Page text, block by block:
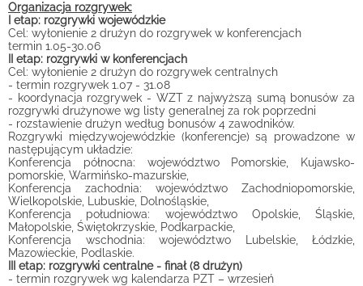
Organizacja rozgrywek:
I etap: rozgrywki wojewódzkie
Cel: wyłonienie 2 drużyn do rozgrywek w konferencjach
termin 1.05-30.06
II etap: rozgrywki w konferencjach
Cel: wyłonienie 2 drużyn do rozgrywek centralnych
- termin rozgrywek 1.07 - 31.08
- koordynacja rozgrywek - WZT z najwyższą sumą bonusów za
rozgrywki drużynowe wg listy generalnej za rok poprzedni
- rozstawienie drużyn według bonusów 4 zawodników.
Rozgrywki międzywojewódzkie (konferencje) są prowadzone w
następującym układzie:
Konferencja północna: województwo Pomorskie, Kujawsko-
pomorskie, Warmińsko-mazurskie,
Konferencja zachodnia: województwo Zachodniopomorskie,
Wielkopolskie, Lubuskie, Dolnośląskie,
Konferencja południowa: województwo Opolskie, Śląskie,
Małopolskie, Świętokrzyskie, Podkarpackie,
Konferencja wschodnia: województwo Lubelskie, Łódzkie,
Mazowieckie, Podlaskie.
III etap: rozgrywki centralne - finał (8 drużyn)
- termin rozgrywek wg kalendarza PZT – wrzesień